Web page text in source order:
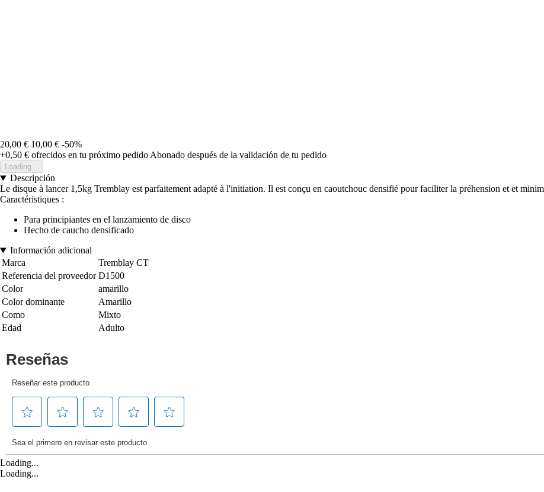
20,00 € 10,00 € -50%
+0,50 € ofrecidos en tu próximo pedido Abonado después de la validación de tu pedido
Loading...
Descripción
Le disque à lancer 1,5kg Tremblay est parfaitement adapté à l'initiation. Il est conçu en caoutchouc densifié pour faciliter la préhension et et
Caractéristiques :
Para principiantes en el lanzamiento de disco
Hecho de caucho densificado
Información adicional
Marca
Tremblay CT
Referencia del proveedor D1500
Color
amarillo
Color dominante
Amarillo
Como
Mixto
Edad
Adulto
Loading...
Loading...